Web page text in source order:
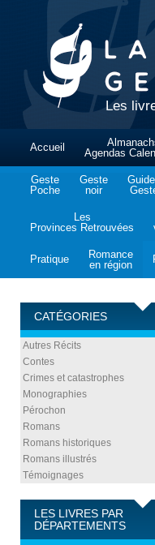
Les
Accueil
Agendas
Geste
Poche
Geste
noir
Les
Provinces Retrouvées
Pratique
Romance
en région
CATÉGORIES
Autres Récits
Contes
Crimes et catastrophes
Monographies
Pérochon
Romans
Romans historiques
Romans illustrés
Témoignages
LES LIVRES PAR
DÉPARTEMENTS